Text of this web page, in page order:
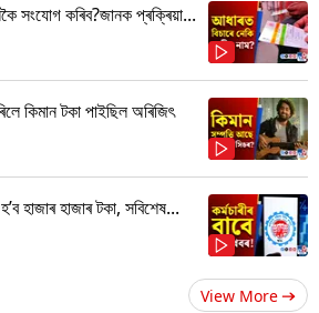
সংযোগ কৰিব?জানক প্ৰক্ৰিয়া...
কিমান টকা পাইছিল অৰিজিৎ
হাজাৰ হাজাৰ টকা, সবিশেষ...
View More